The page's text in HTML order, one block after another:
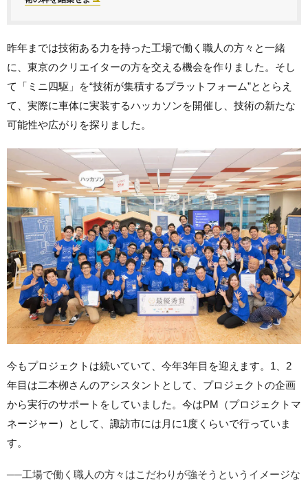
昨年までは技術ある力を持った工場で働く職人の方々と一緒
に、東京のクリエイターの方を交える機会を作りました。そし
て「ミニ四駆」を“技術が集積するプラットフォーム”ととらえ
て、実際に車体に実装するハッカソンを開催し、技術の新たな
可能性や広がりを探りました。
今もプロジェクトは続いていて、今年3年目を迎えます。1、2
年目は二本栁さんのアシスタントとして、プロジェクトの企画
から実行のサポートをしていました。今はPM（プロジェクトマ
ネージャー）として、諏訪市には月に1度くらいで行っていま
す。
──工場で働く職人の方々はこだわりが強そうというイメージな